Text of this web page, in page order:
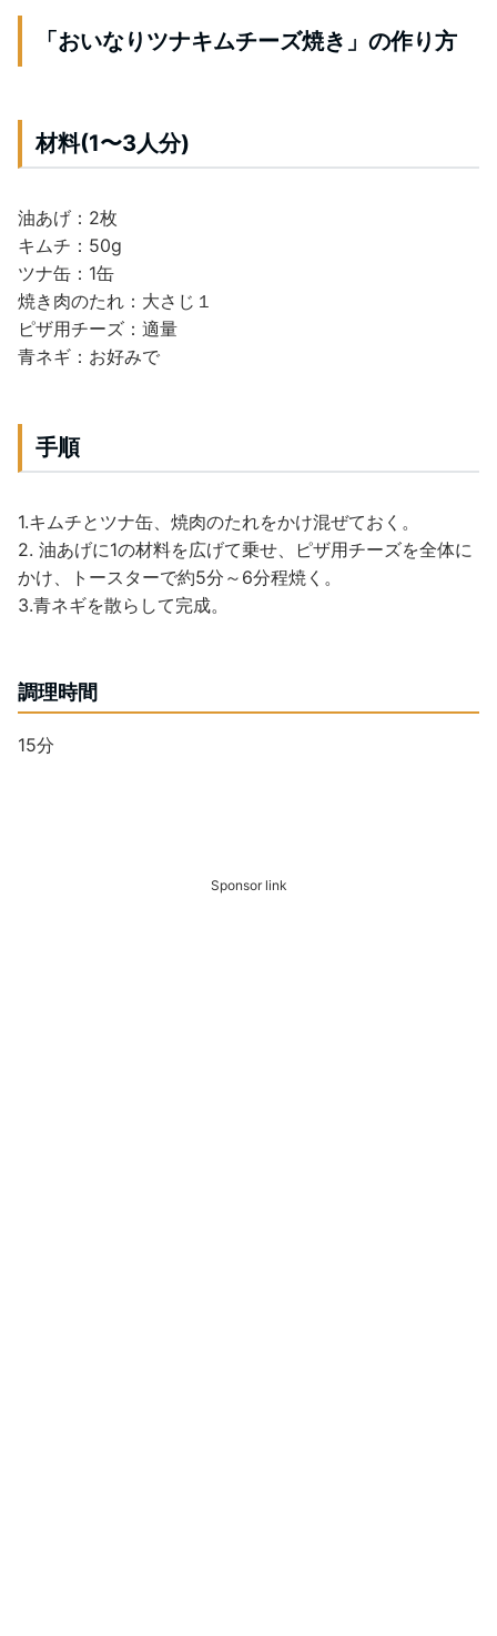
「おいなりツナキムチーズ焼き」の作り方
材料(1〜3人分)
油あげ：2枚
キムチ：50g
ツナ缶：1缶
焼き肉のたれ：大さじ１
ピザ用チーズ：適量
青ネギ：お好みで
手順
1.キムチとツナ缶、焼肉のたれをかけ混ぜておく。
2. 油あげに1の材料を広げて乗せ、ピザ用チーズを全体に
かけ、トースターで約5分～6分程焼く。
3.青ネギを散らして完成。
調理時間
15分
Sponsor link